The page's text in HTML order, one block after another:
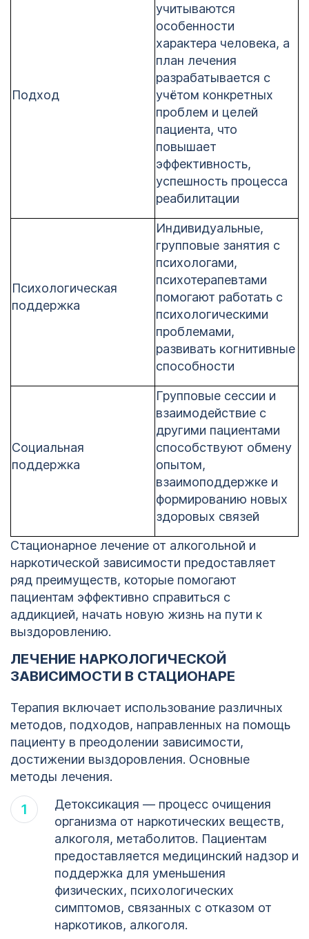
Подход
учитываются
особенности
характера человека, а
план лечения
разрабатывается с
учётом конкретных
проблем и целей
пациента, что
повышает
эффективность,
успешность процесса
реабилитации
Психологическая
поддержка
Индивидуальные,
групповые занятия с
психологами,
психотерапевтами
помогают работать с
психологическими
проблемами,
развивать когнитивные
способности
Социальная
поддержка
Групповые сессии и
взаимодействие с
другими пациентами
способствуют обмену
опытом,
взаимоподдержке и
формированию новых
здоровых связей
Стационарное лечение от алкогольной и
наркотической зависимости предоставляет
ряд преимуществ, которые помогают
пациентам эффективно справиться с
аддикцией, начать новую жизнь на пути к
выздоровлению.
ЛЕЧЕНИЕ НАРКОЛОГИЧЕСКОЙ
ЗАВИСИМОСТИ В СТАЦИОНАРЕ
Терапия включает использование различных
методов, подходов, направленных на помощь
пациенту в преодолении зависимости,
достижении выздоровления. Основные
методы лечения.
Детоксикация — процесс очищения
организма от наркотических веществ,
алкоголя, метаболитов. Пациентам
предоставляется медицинский надзор и
поддержка для уменьшения
физических, психологических
симптомов, связанных с отказом от
наркотиков, алкоголя.
1
123